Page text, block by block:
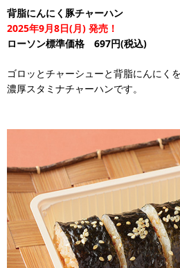
背脂にんにく豚チャーハン
2025年9月8日(月) 発売！
ローソン標準価格 697円(税込)
ゴロッとチャーシューと背脂にんにく
濃厚スタミナチャーハンです。